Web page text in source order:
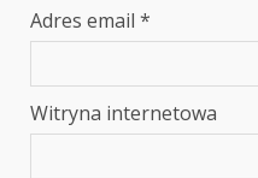
Adres email *
Witryna internetowa